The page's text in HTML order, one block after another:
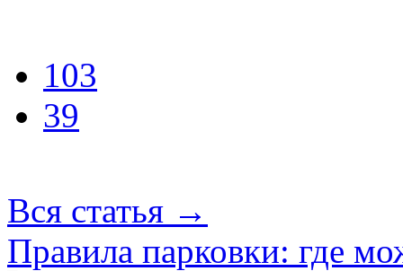
103
39
Вся статья →
Правила парковки: где